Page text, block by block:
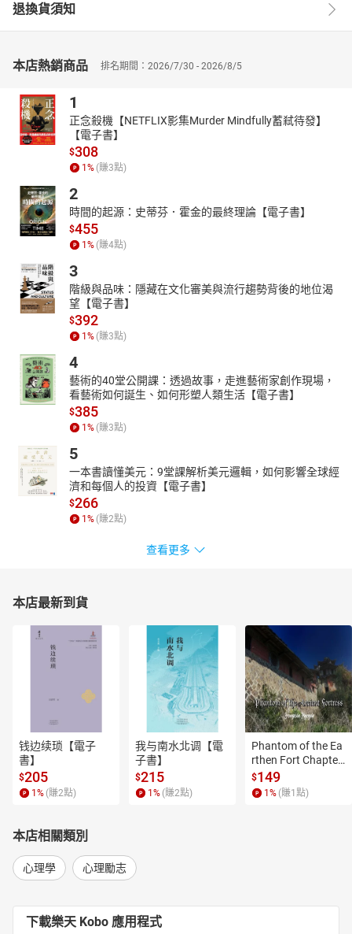
退換貨須知
本店熱銷商品 排名期間：2026/7/30 - 2026/8/5
1
正念殺機【NETFLIX影集Murder Mindfully蓄弒待發】
【電子書】
$308
1% (賺3點)
2
時間的起源：史蒂芬．霍金的最終理論【電子書】
$455
1% (賺4點)
3
階級與品味：隱藏在文化審美與流行趨勢背後的地位渴
望【電子書】
$392
1% (賺3點)
4
藝術的40堂公開課：透過故事，走進藝術家創作現場，
看藝術如何誕生、如何形塑人類生活【電子書】
$385
1% (賺3點)
5
一本書讀懂美元：9堂課解析美元邏輯，如何影響全球經
濟和每個人的投資【電子書】
$266
1% (賺2點)
查看更多
本店最新到貨
钱边续琐【電子
書】
$205
1 % (賺2點)
我与南水北调【電
子書】
$215
1 % (賺2點)
Phantom of the Ea
rthen Fort Chapter
4【有聲書】
$149
1 % (賺1 點)
本店相關類別
心理學 心理勵志
下載樂天 Kobo 應用程式